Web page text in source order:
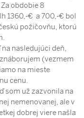
obdobie 8
1360,-€ a 700,-€ bol
požičovňu, ktorú
nasledujúci deň,
(vezmem
na mieste
cenu.
som už zazvonila na
nemenovanej, ale v
dobrej viere našla